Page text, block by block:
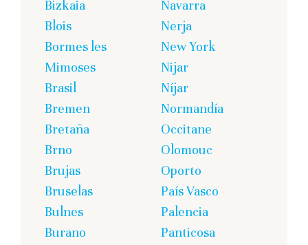
Bizkaia
Blois
Bormes les
Mimoses
Brasil
Bremen
Bretaña
Brno
Brujas
Bruselas
Bulnes
Burano
Navarra
Nerja
New York
Nijar
Níjar
Normandía
Occitane
Olomouc
Oporto
País Vasco
Palencia
Panticosa